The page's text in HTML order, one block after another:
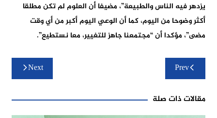
يزدهر فيه الناس والطبيعة”، مضيفا أن العلوم لم تكن مطلقا
أكثر وضوحا من اليوم، كما أن الوعي اليوم أكبر من أي وقت
مضى”، مؤكدا أن “مجتمعنا جاهز للتغيير، معا نستطيع”.
تصفّح
المقالاتPrev
Next
مقالات ذات صلة